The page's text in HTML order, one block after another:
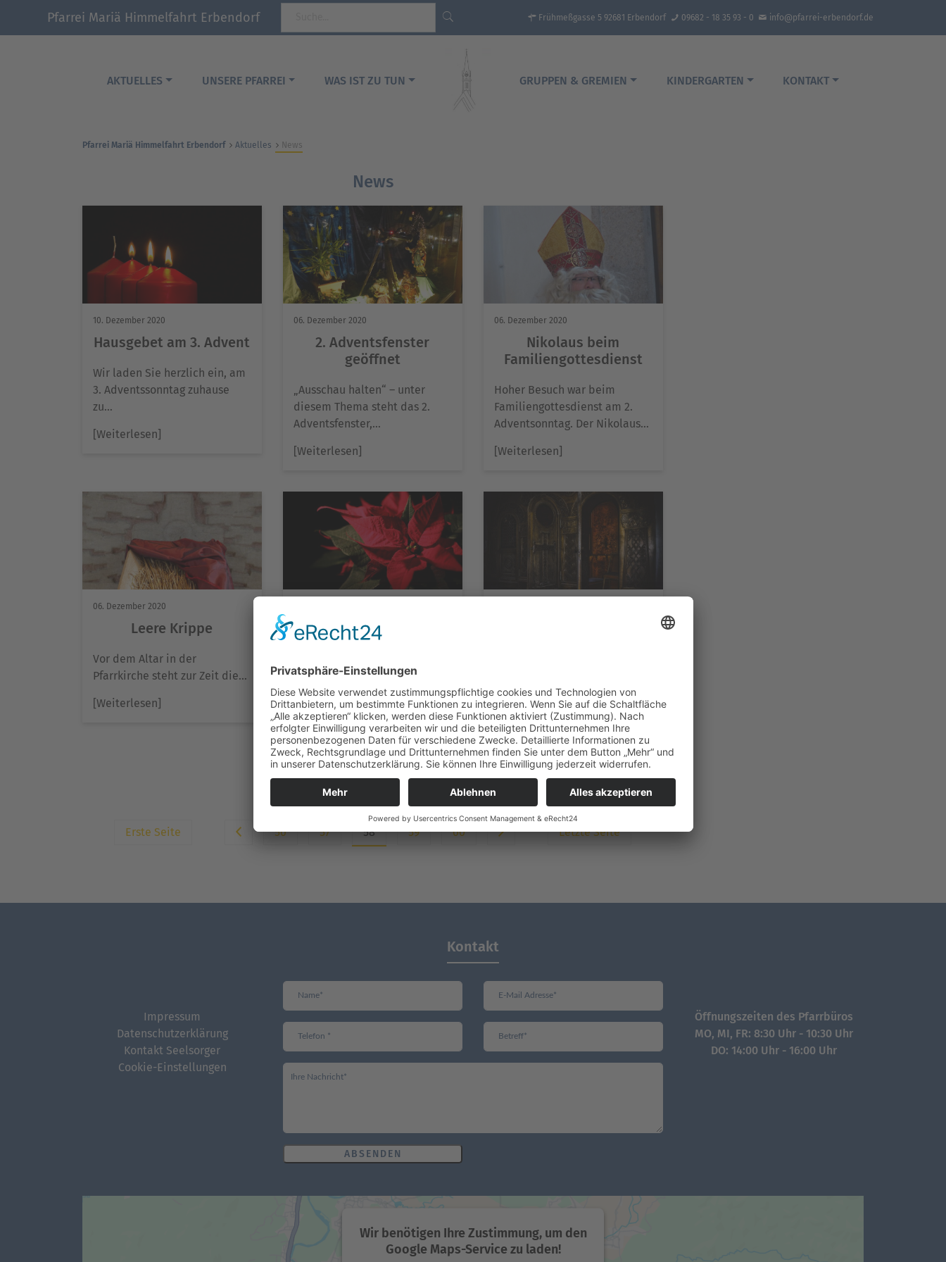
Pfarrei Mariä Himmelfahrt Erbendorf Frühmeßgasse 5 92681 Erbendorf 09682 - 18 35 93 - 0 info@pfarrei-erbendorf.de
AKTUELLES UNSERE PFARREI WAS IST ZU TUN GRUPPEN & GREMIEN KINDERGARTEN KONTAKT
Pfarrei Mariä Himmelfahrt Erbendorf Aktuelles News
News
10. Dezember 2020
Hausgebet am 3. Advent
Wir laden Sie herzlich ein, am
3. Adventssonntag zuhause
zu…
[Weiterlesen]
06. Dezember 2020
2. Adventsfenster
geöffnet
„Ausschau halten“ – unter
diesem Thema steht das 2.
Adventsfenster,…
[Weiterlesen]
06. Dezember 2020
Nikolaus beim
Familiengottesdienst
Hoher Besuch war beim
Familiengottesdienst am 2.
Adventsonntag. Der Nikolaus…
[Weiterlesen]
06. Dezember 2020
Leere Krippe
Vor dem Altar in der
Pfarrkirche steht zur Zeit die…
[Weiterlesen]
Gottesdienste
Weihnachten
Weihnachten ist nicht nur am
Heiligen Abend. Besonders
heuer, da…
[Weiterlesen]
Vorbereitungszeit auf
Weihnachten bedarf…
[Weiterlesen]
Erste Seite 56 57 58 59 60 Letzte Seite
Impressum
Datenschutzerklärung
Kontakt Seelsorger
Cookie-Einstellungen
Kontakt
ABSENDEN
Öffnungszeiten des Pfarrbüros
MO, MI, FR: 8:30 Uhr - 10:30 Uhr
DO: 14:00 Uhr - 16:00 Uhr
Wir benötigen Ihre Zustimmung, um den
Google Maps-Service zu laden!